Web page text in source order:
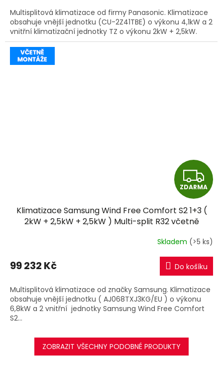
Multisplitová klimatizace od firmy Panasonic. Klimatizace
obsahuje vnější jednotku (CU-2Z41TBE) o výkonu 4,1kW a 2
vnitřní klimatizační jednotky TZ o výkonu 2kW + 2,5kW.
Z
D
A
R
M
A
ZDARMA
Klimatizace Samsung Wind Free Comfort S2 1+3 (
2kW + 2,5kW + 2,5kW ) Multi-split R32 včetně
Skladem (>5 ks)
99 232 Kč Do košíku
Multisplitová klimatizace od značky Samsung. Klimatizace
obsahuje vnější jednotku ( AJ068TXJ3KG/EU ) o výkonu
6,8kW a 2 vnitřní jednotky Samsung Wind Free Comfort
S2...
ZOBRAZIT VŠECHNY PODOBNÉ PRODUKTY